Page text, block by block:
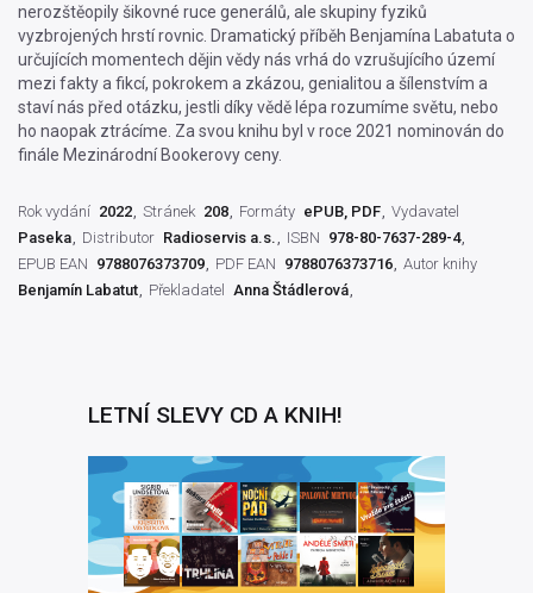
nerozštěopily šikovné ruce generálů, ale skupiny fyziků
vyzbrojených hrstí rovnic. Dramatický příběh Benjamína Labatuta o
určujících momentech dějin vědy nás vrhá do vzrušujícího území
mezi fakty a fikcí, pokrokem a zkázou, genialitou a šílenstvím a
staví nás před otázku, jestli díky vědě lépa rozumíme světu, nebo
ho naopak ztrácíme. Za svou knihu byl v roce 2021 nominován do
finále Mezinárodní Bookerovy ceny.
Rok vydání 2022 Stránek 208 Formáty ePUB, PDF Vydavatel
Paseka
Distributor Radioservis a.s. ISBN 978-80-7637-289-4
EPUB EAN 9788076373709 PDF EAN 9788076373716 Autor knihy
Benjamín Labatut
Překladatel Anna Štádlerová
LETNÍ SLEVY CD A KNIH!